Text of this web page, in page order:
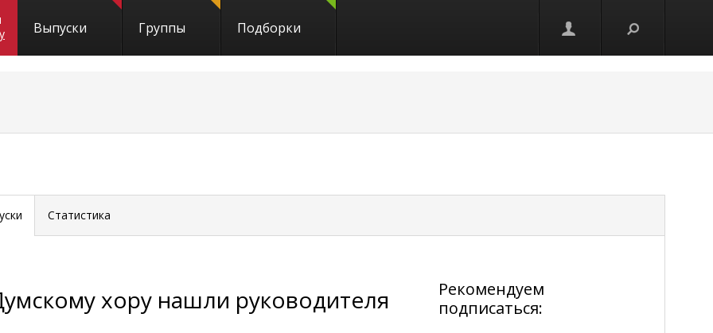
Выпуски Группы Подборки
Статистика
хору нашли руководителя
Рекомендуем
подписаться: